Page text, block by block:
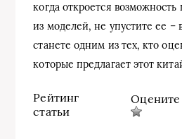
когда откроется возможность
из моделей, не упустите ее –
станете одним из тех, кто
которые предлагает этот
Рейтинг
статьи
Оцените